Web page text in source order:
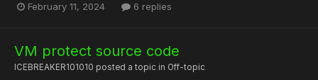
February 11, 2024 6 replies
VM protect source code
ICEBREAKER101010 posted a topic in Off-topic